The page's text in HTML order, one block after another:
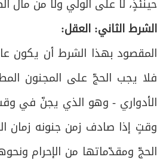
الشرط الثاني: العقل:
المقصود بهذا الشرط أن يكون
فلا يجب الحجّ على المجنون
الأدواري - وهو الذي يجنّ في
وقتٍ إذا صادف زمن جنونه زمان
الحجّ ومقدّماتها من الإحرام
69 الفصل الأول: في حجّ الإفراد
ص
70 الفصل الثاني: في العمرة
71 خـاتمـــة وفيها خمسة مطالب
ص
72 المطلب الأول: في الكفارات
ص
73